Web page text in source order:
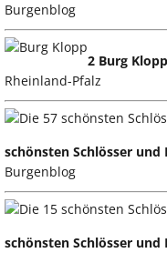
Burgenblog
2 Burg Klopp
Rheinland-Pfalz
schönsten Schlösser und
Burgenblog
schönsten Schlösser und